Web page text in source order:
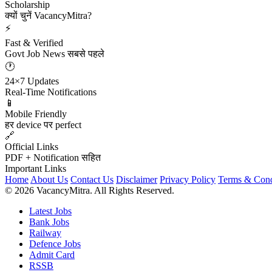
Scholarship
क्यों चुनें VacancyMitra?
⚡
Fast & Verified
Govt Job News सबसे पहले
🕐
24×7 Updates
Real-Time Notifications
📱
Mobile Friendly
हर device पर perfect
🔗
Official Links
PDF + Notification सहित
Important Links
Home About Us Contact Us Disclaimer Privacy Policy Terms &
© 2026 VacancyMitra. All Rights Reserved.
Latest Jobs
Bank Jobs
Railway
Defence Jobs
Admit Card
RSSB